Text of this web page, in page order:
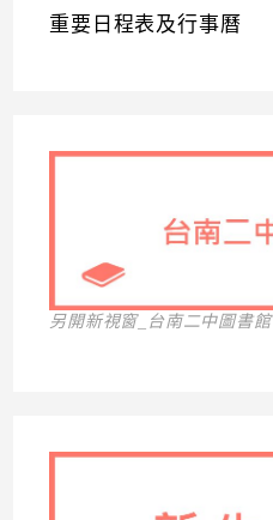
重要日程表及行事曆
另開新視窗_台南二中圖書館